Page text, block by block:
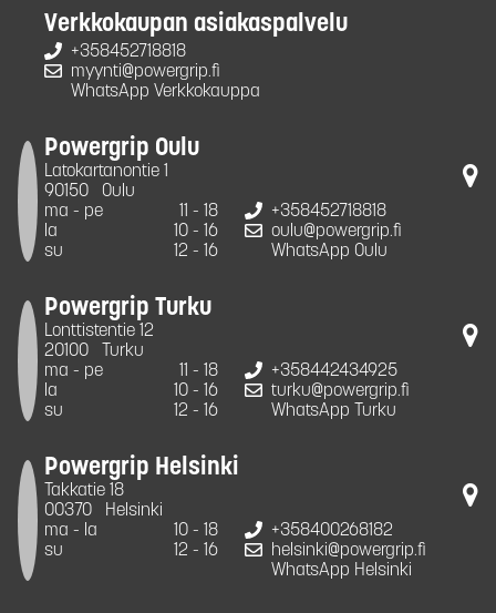
Verkkokaupan asiakaspalvelu
+358452718818
myynti@powergrip.fi
WhatsApp Verkkokauppa
Powergrip Oulu
Latokartanontie 1
90150
Oulu
ma - pe
11 - 18
la
10 - 16
su
12 - 16
+358452718818
oulu@powergrip.fi
WhatsApp Oulu
Powergrip Turku
Lonttistentie 12
20100
Turku
ma - pe
11 - 18
la
10 - 16
su
12 - 16
+358442434925
turku@powergrip.fi
WhatsApp Turku
Powergrip Helsinki
Takkatie 18
00370
Helsinki
ma - la
10 - 18
su
12 - 16
+358400268182
helsinki@powergrip.fi
WhatsApp Helsinki